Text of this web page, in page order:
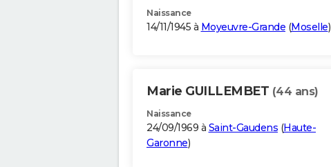
Naissance
14/11/1945 à Moyeuvre-Grande (Moselle)
Marie GUILLEMBET (44 ans)
Naissance
24/09/1969 à Saint-Gaudens (Haute-
Garonne)